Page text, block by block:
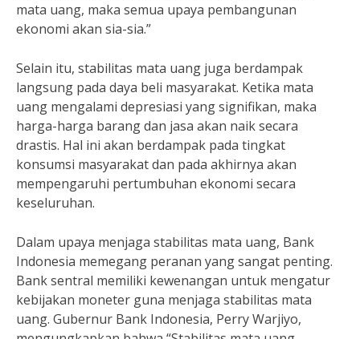
mata uang, maka semua upaya pembangunan
ekonomi akan sia-sia.”
Selain itu, stabilitas mata uang juga berdampak
langsung pada daya beli masyarakat. Ketika mata
uang mengalami depresiasi yang signifikan, maka
harga-harga barang dan jasa akan naik secara
drastis. Hal ini akan berdampak pada tingkat
konsumsi masyarakat dan pada akhirnya akan
mempengaruhi pertumbuhan ekonomi secara
keseluruhan.
Dalam upaya menjaga stabilitas mata uang, Bank
Indonesia memegang peranan yang sangat penting.
Bank sentral memiliki kewenangan untuk mengatur
kebijakan moneter guna menjaga stabilitas mata
uang. Gubernur Bank Indonesia, Perry Warjiyo,